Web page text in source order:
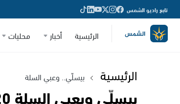
تابع راديو الشمس
الرئيسية أخبار محليات
الرئيسية بيسلّي.. وعبي السلة
بيسلّي وبعبي السلة 03.05.2020